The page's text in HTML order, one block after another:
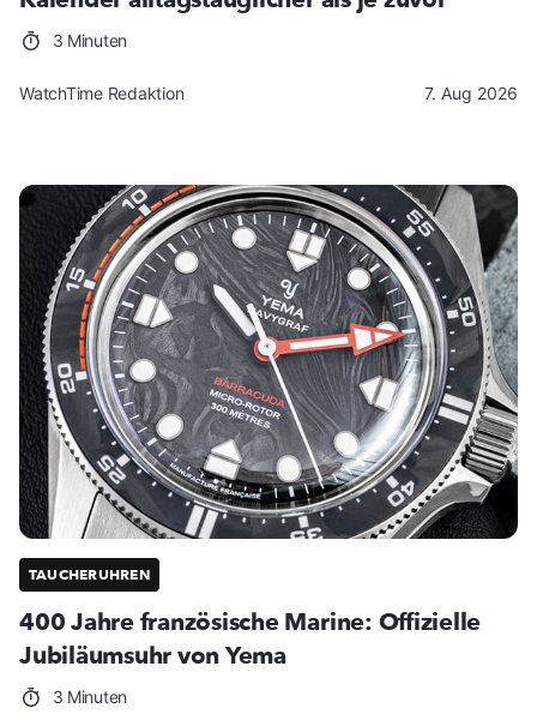
3 Minuten
WatchTime Redaktion 7. Aug 2026
TAUCHERUHREN
400 Jahre französische Marine: Offizielle
Jubiläumsuhr von Yema
3 Minuten